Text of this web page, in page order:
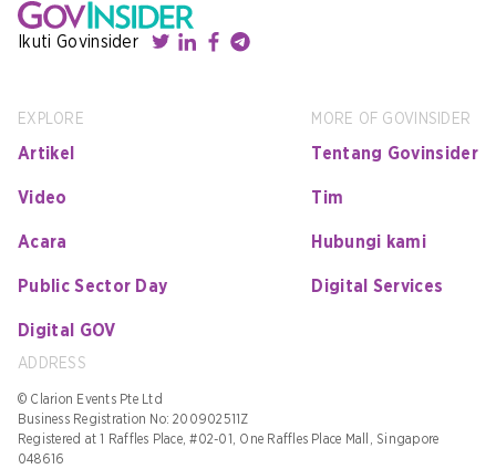
Ikuti Govinsider
EXPLORE
Artikel
Video
Acara
Public Sector Day
Digital GOV
MORE OF GOVINSIDER
Tentang Govinsider
Tim
Hubungi kami
Digital Services
ADDRESS
© Clarion Events Pte Ltd
Business Registration No: 200902511Z
Registered at 1 Raffles Place, #02-01, One Raffles Place Mall, Singapore
048616